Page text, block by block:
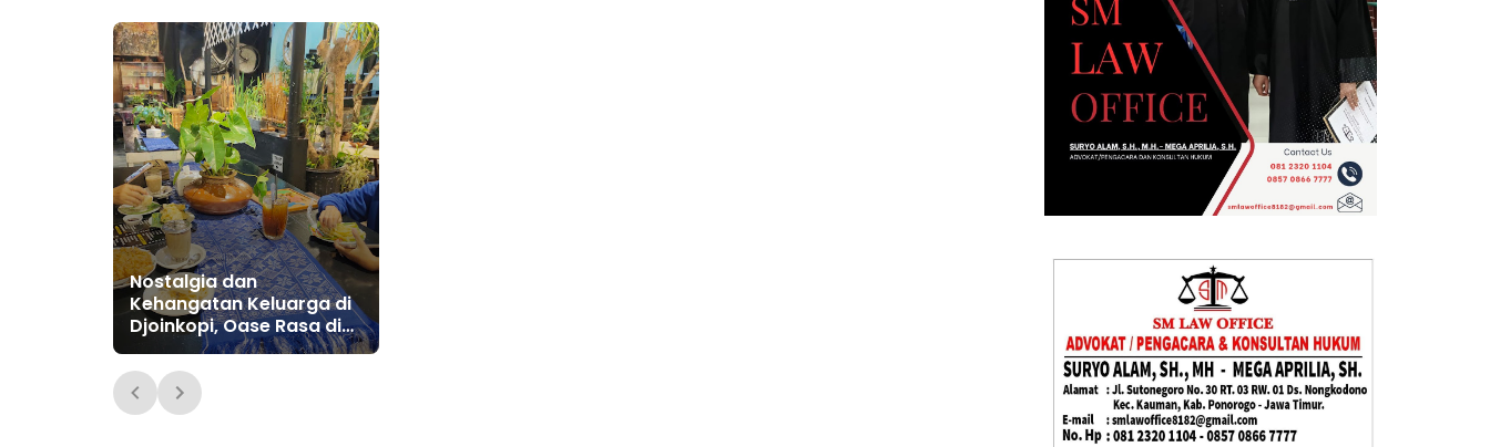
Nostalgia dan
Kehangatan Keluarga di
Djoinkopi, Oase Rasa di
Tengah Kota Ponorogo